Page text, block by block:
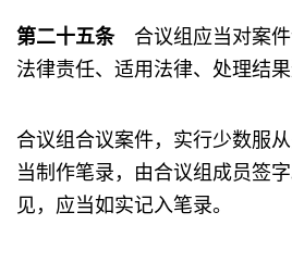
第二十五条合议组应当对案件
法律责任、适用法律、处理结果
合议组合议案件，实行少数服
当制作笔录，由合议组成员签
见，应当如实记入笔录。